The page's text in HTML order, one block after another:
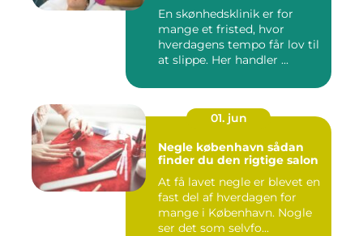
En skønhedsklinik er for
mange et fristed, hvor
hverdagens tempo får lov til
at slippe. Her handler ...
01. jun
Negle københavn sådan
finder du den rigtige salon
At få lavet negle er blevet en
fast del af hverdagen for
mange i København. Nogle
ser det som selvfo...